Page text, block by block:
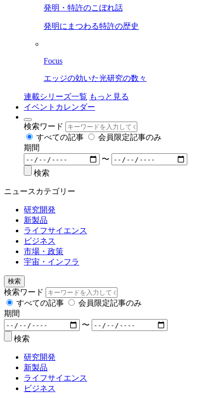
発明・特許のこぼれ話
発明にまつわる特許の歴史
Focus
エッジの効いた光研究の数々
連載シリーズ一覧 もっと見る
イベントカレンダー
検索ワード
すべての記事
会員限定記事のみ
期間
〜
検索
ニュースカテゴリー
研究開発
新製品
ライフサイエンス
ビジネス
市場・政策
宇宙・インフラ
検索
検索ワード
すべての記事
会員限定記事のみ
期間
〜
検索
研究開発
新製品
ライフサイエンス
ビジネス